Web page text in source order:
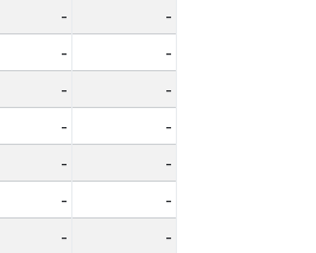
-
-
-
-
-
-
-
-
-
-
-
-
-
-